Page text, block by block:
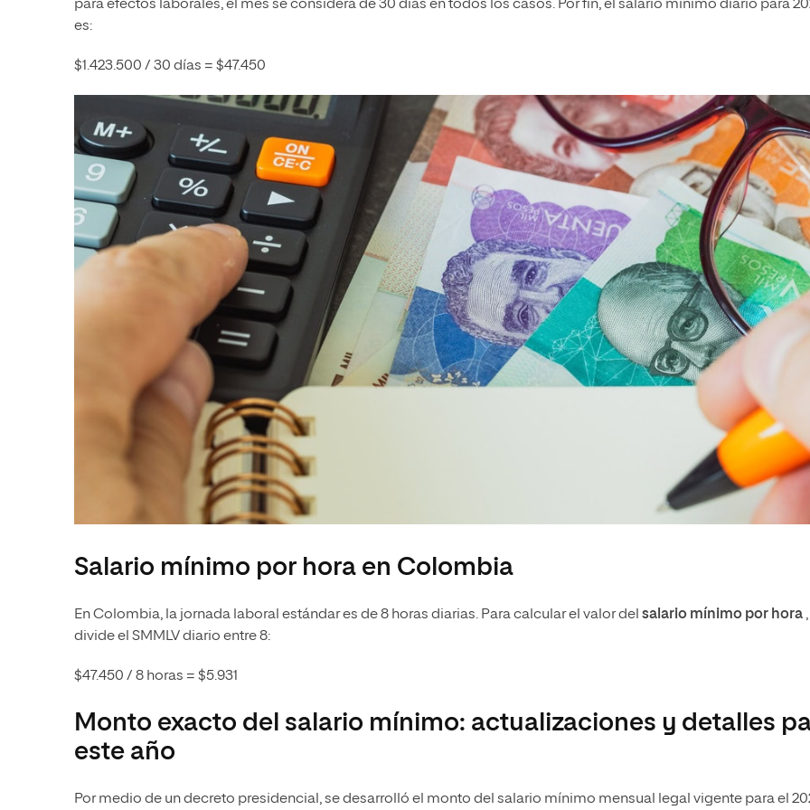
para efectos laborales, el mes se considera de 30 días en todos los casos. Por fin, el salario mínimo diario para
es:
$1.423.500 / 30 días = $47.450
Salario mínimo por hora en Colombia
En Colombia, la jornada laboral estándar es de 8 horas diarias. Para calcular el valor del salario mínimo por hora
divide el SMMLV diario entre 8:
$47.450 / 8 horas = $5.931
Monto exacto del salario mínimo: actualizaciones y detalles
este año
Por medio de un decreto presidencial, se desarrolló el monto del salario mínimo mensual legal vigente para el